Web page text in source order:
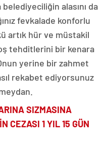
alasını da
fevkalade konforlu
artık hür ve müstakil
tehditlerini bir kenara
yerine bir zahmet
rekabet ediyorsunuz
SIZMASINA
CEZASI 1 YIL 15 GÜN